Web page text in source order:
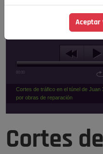
Escucha el audio de
00:00
Cortes de tráfico en el túnel de
por obras de reparación
Cortes
Aceptar